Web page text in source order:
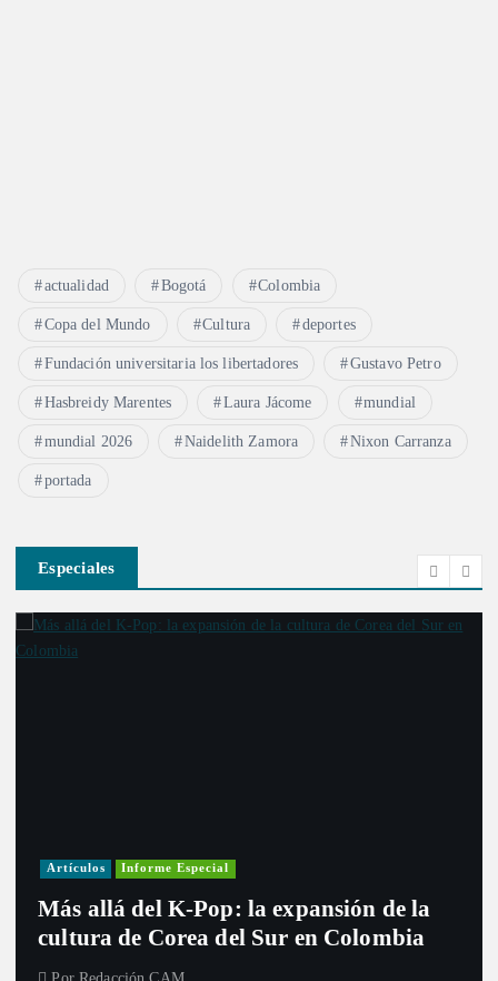
actualidad Bogotá Colombia
Copa del Mundo Cultura deportes
Fundación universitaria los libertadores Gustavo Petro
Hasbreidy Marentes Laura Jácome mundial
mundial 2026 Naidelith Zamora Nixon Carranza
portada
Especiales
Artículos Informe Especial
Más allá del K-Pop: la expansión de la
cultura de Corea del Sur en Colombia